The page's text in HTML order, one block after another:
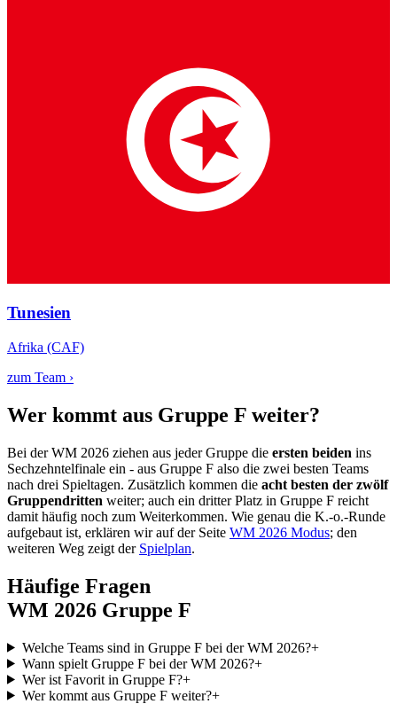
Tunesien
Afrika (CAF)
zum Team ›
Wer kommt aus Gruppe F weiter?
Bei der WM 2026 ziehen aus jeder Gruppe die ersten beiden ins
Sechzehntelfinale ein - aus Gruppe F also die zwei besten Teams
nach drei Spieltagen. Zusätzlich kommen die acht besten der zwölf
Gruppendritten weiter; auch ein dritter Platz in Gruppe F reicht
damit häufig noch zum Weiterkommen. Wie genau die K.-o.-Runde
aufgebaut ist, erklären wir auf der Seite WM 2026 Modus; den
weiteren Weg zeigt der Spielplan.
Häufige Fragen
WM 2026 Gruppe F
Welche Teams sind in Gruppe F bei der WM 2026?+
Wann spielt Gruppe F bei der WM 2026?+
Wer ist Favorit in Gruppe F?+
Wer kommt aus Gruppe F weiter?+